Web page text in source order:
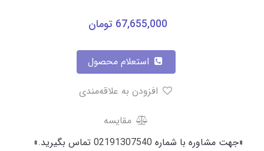
67,655,000 تومان
مقایسه
«جهت مشاوره با شماره 02191307540 تماس بگیرید.»